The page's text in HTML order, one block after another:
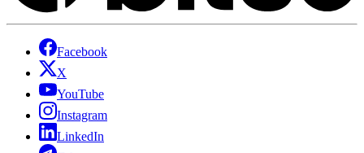
Facebook
X
YouTube
Instagram
LinkedIn